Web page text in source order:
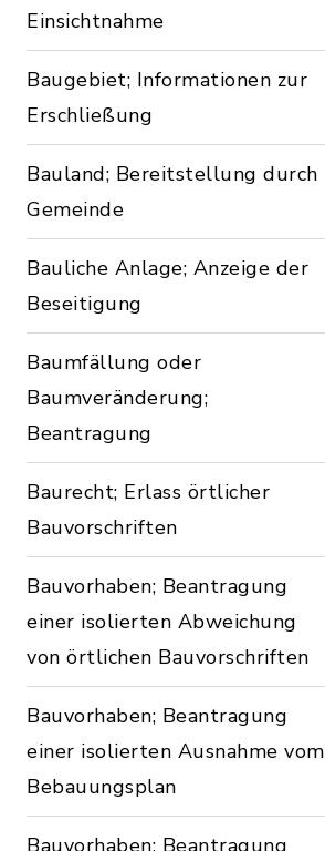
Einsichtnahme
Baugebiet; Informationen zur
Erschließung
Bauland; Bereitstellung durch
Gemeinde
Bauliche Anlage; Anzeige der
Beseitigung
Baumfällung oder
Baumveränderung;
Beantragung
Baurecht; Erlass örtlicher
Bauvorschriften
Bauvorhaben; Beantragung
einer isolierten Abweichung
von örtlichen Bauvorschriften
Bauvorhaben; Beantragung
einer isolierten Ausnahme vom
Bebauungsplan
Bauvorhaben; Beantragung